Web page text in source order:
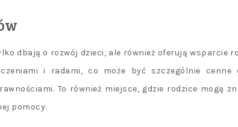
dbają o rozwój dzieci, ale również oferują wsparcie
i radami, co może być szczególnie
To również miejsce, gdzie rodzice mogą
pomocy.